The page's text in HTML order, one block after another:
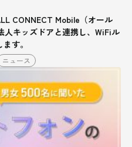
CONNECT Mobile（オール
人キッズドアと連携し、WiFiル
す。
ニュース